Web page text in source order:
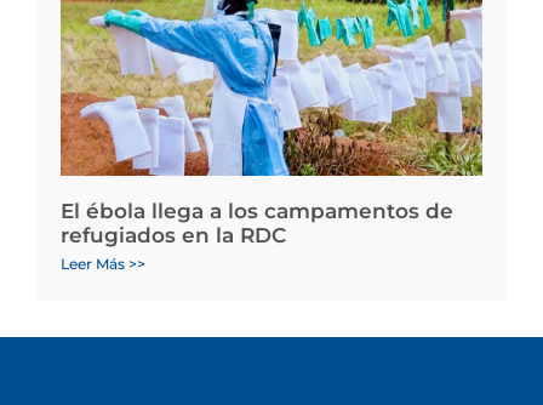
El ébola llega a los campamentos de
refugiados en la RDC
Leer Más >>